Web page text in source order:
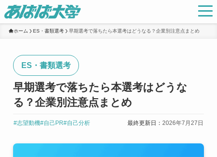
ホーム ES・書類選考 早期選考で落ちたら本選考はどうなる？企業別注意点まとめ
ES・書類選考
早期選考で落ちたら本選考はどうな
る？企業別注意点まとめ
#志望動機#自己PR#自己分析 最終更新日：2026年7月27日